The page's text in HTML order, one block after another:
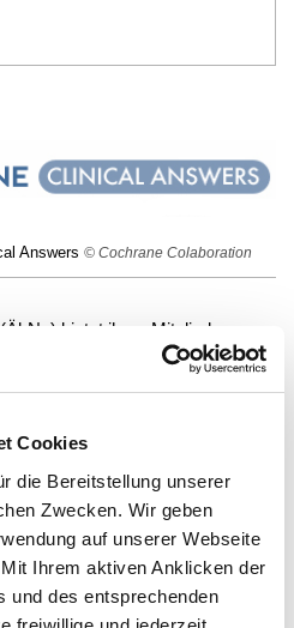
Cookies
die Bereitstellung unserer
Zwecken. Wir geben
auf unserer Webseite
Ihrem aktiven Anklicken der
und des entsprechenden
Answers © Cochrane Colaboration
bietet ihren Mitgliedern
exklusiven Vollzugriff auf die
über
www.aekno.de/cochrane
Jährlich statten
der Library über den ÄkNo-
ab. Neben dem Vollzugang
und Einträgen zu klinischen
und
stehen auch Beiträge im Portal